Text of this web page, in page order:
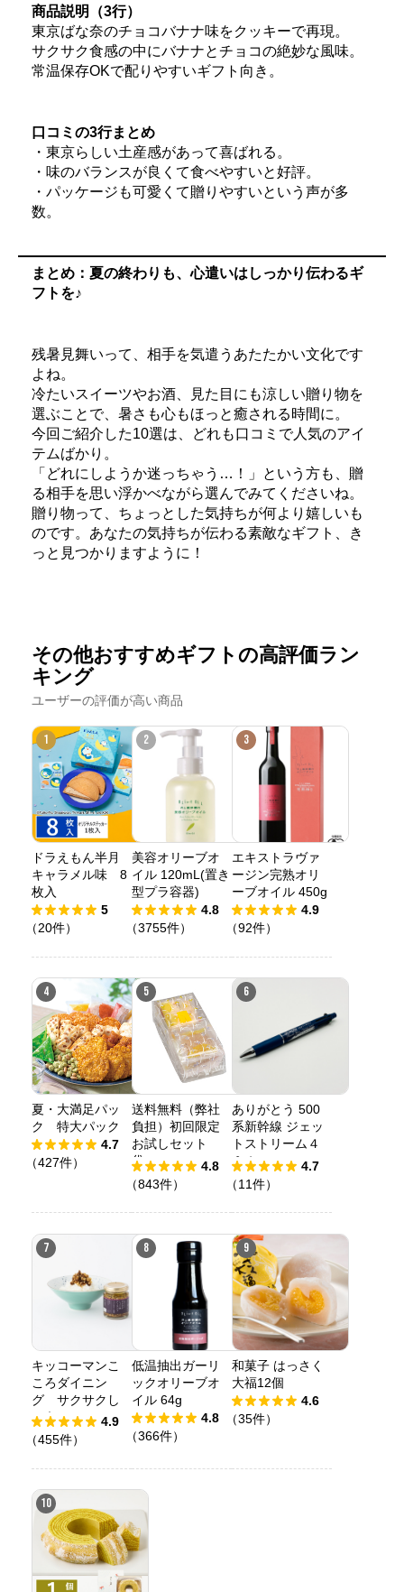
商品説明（3行）
東京ばな奈のチョコバナナ味をクッキーで再現。
サクサク食感の中にバナナとチョコの絶妙な風味。
常温保存OKで配りやすいギフト向き。
口コミの3行まとめ
・東京らしい土産感があって喜ばれる。
・味のバランスが良くて食べやすいと好評。
・パッケージも可愛くて贈りやすいという声が多
数。
まとめ：夏の終わりも、心遣いはしっかり伝わるギ
フトを♪
残暑見舞いって、相手を気遣うあたたかい文化です
よね。
冷たいスイーツやお酒、見た目にも涼しい贈り物を
選ぶことで、暑さも心もほっと癒される時間に。
今回ご紹介した10選は、どれも口コミで人気のアイ
テムばかり。
「どれにしようか迷っちゃう…！」という方も、贈
る相手を思い浮かべながら選んでみてくださいね。
贈り物って、ちょっとした気持ちが何より嬉しいも
のです。あなたの気持ちが伝わる素敵なギフト、き
っと見つかりますように！
その他おすすめギフトの高評価ラン
キング
ユーザーの評価が高い商品
1
ドラえもん半月
キャラメル味 8
枚入
5
（20件）
2
美容オリーブオ
イル 120mL(置き
型プラ容器)
4.8
（3755件）
3
エキストラヴァ
ージン完熟オリ
ーブオイル 450g
4.9
（92件）
4
夏・大満足パッ
ク 特大パック
4.7
（427件）
5
送料無料（弊社
負担）初回限定
お試しセット
袋
4.8
（843件）
6
ありがとう 500
系新幹線 ジェッ
トストリーム４
＆１
4.7
（11件）
7
キッコーマンこ
ころダイニン
グ サクサクし
ょうゆアーモン
ド ペッパー＆
スモーク風味
4.9
（455件）
8
低温抽出ガーリ
ックオリーブオ
イル 64g
4.8
（366件）
9
和菓子 はっさく
大福12個
4.6
（35件）
10